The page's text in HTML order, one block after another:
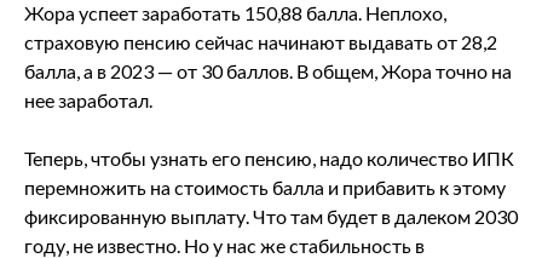
Жора успеет заработать 150,88 балла. Неплохо,
страховую пенсию сейчас начинают выдавать от 28,2
балла, а в 2023 — от 30 баллов. В общем, Жора точно на
нее заработал.
Теперь, чтобы узнать его пенсию, надо количество ИПК
перемножить на стоимость балла и прибавить к этому
фиксированную выплату. Что там будет в далеком 2030
году, не известно. Но у нас же стабильность в